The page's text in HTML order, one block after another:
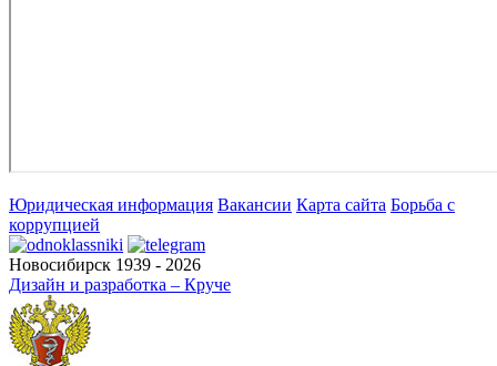
Юридическая информация Вакансии Карта сайта Борьба с
коррупцией
Новосибирск 1939 - 2026
Дизайн и разработка – Круче